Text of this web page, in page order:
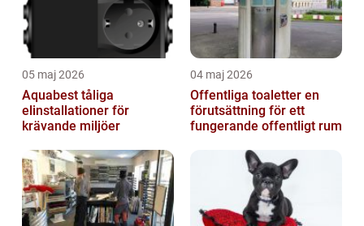
05 maj 2026
Aquabest tåliga
elinstallationer för
krävande miljöer
04 maj 2026
Offentliga toaletter en
förutsättning för ett
fungerande offentligt rum